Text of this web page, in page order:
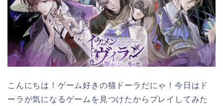
こんにちは！ゲーム好きの猫ドーラだにゃ！今日はド
ーラが気になるゲームを見つけたからプレイしてみた